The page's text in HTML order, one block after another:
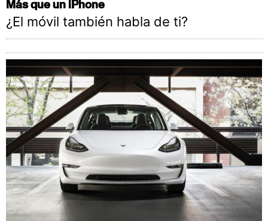
Más que un iPhone
¿El móvil también habla de ti?